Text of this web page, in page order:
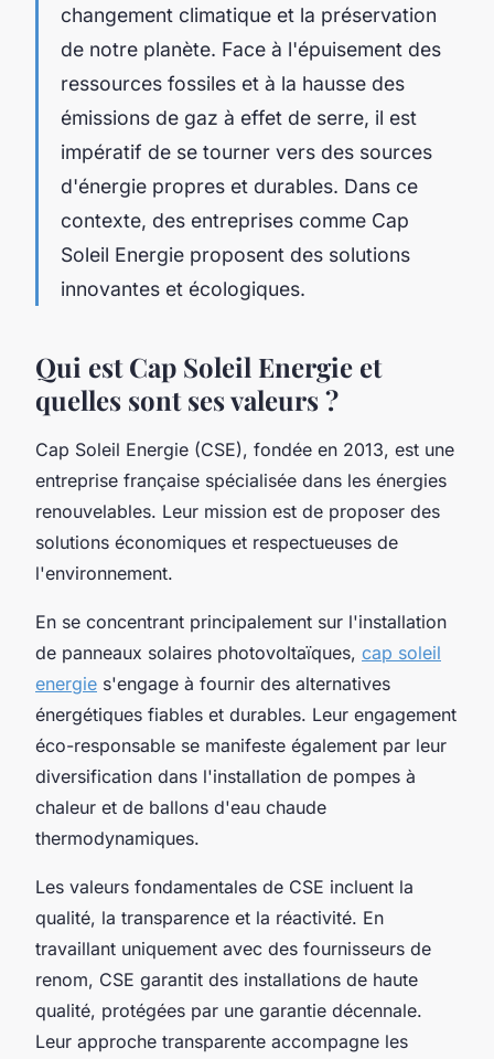
changement climatique et la préservation
de notre planète. Face à l'épuisement des
ressources fossiles et à la hausse des
émissions de gaz à effet de serre, il est
impératif de se tourner vers des sources
d'énergie propres et durables. Dans ce
contexte, des entreprises comme Cap
Soleil Energie proposent des solutions
innovantes et écologiques.
Qui est Cap Soleil Energie et
quelles sont ses valeurs ?
Cap Soleil Energie (CSE), fondée en 2013, est une
entreprise française spécialisée dans les énergies
renouvelables. Leur mission est de proposer des
solutions économiques et respectueuses de
l'environnement.
En se concentrant principalement sur l'installation
de panneaux solaires photovoltaïques, cap soleil
energie s'engage à fournir des alternatives
énergétiques fiables et durables. Leur engagement
éco-responsable se manifeste également par leur
diversification dans l'installation de pompes à
chaleur et de ballons d'eau chaude
thermodynamiques.
Les valeurs fondamentales de CSE incluent la
qualité, la transparence et la réactivité. En
travaillant uniquement avec des fournisseurs de
renom, CSE garantit des installations de haute
qualité, protégées par une garantie décennale.
Leur approche transparente accompagne les